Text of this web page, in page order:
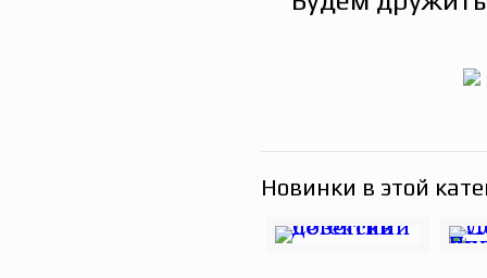
Новинки в этой